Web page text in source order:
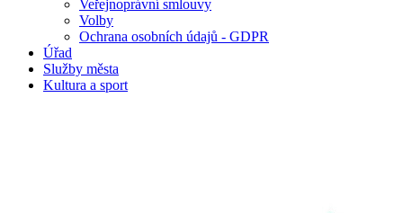
Veřejnoprávní smlouvy
Volby
Ochrana osobních údajů - GDPR
Úřad
Služby města
Kultura a sport